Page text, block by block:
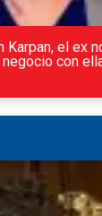
Karpan, el ex
con